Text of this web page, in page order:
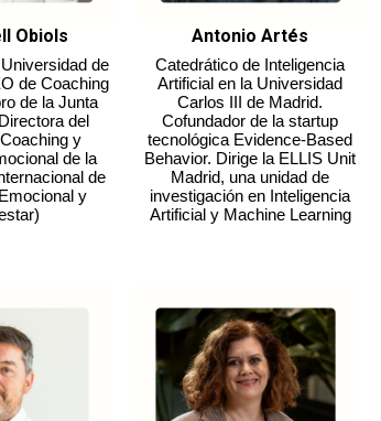
Obiols
de
de Coaching
de la Junta
del
y
de la
de
y
Antonio Artés
Catedrático de Inteligencia
Artificial en la Universidad
Carlos III de Madrid.
Cofundador de la startup
tecnológica Evidence-Based
Behavior. Dirige la ELLIS Unit
Madrid, una unidad de
investigación en Inteligencia
Artificial y Machine Learning